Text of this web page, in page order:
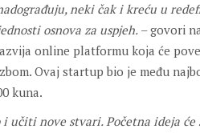
neki čak i kreću u
osnova za uspjeh. – govori
online platformu koja će
Ovaj startup bio je među
kuna.
nove stvari. Početna ideja